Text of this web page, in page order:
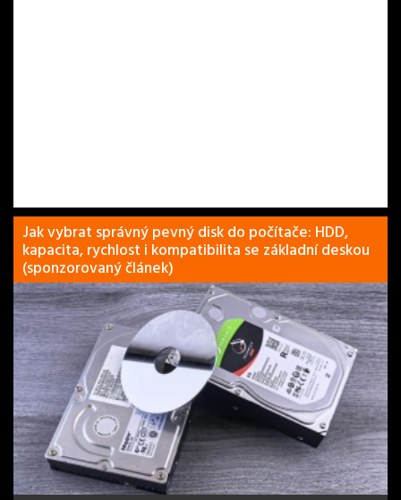
Jak vybrat správný pevný disk do počítače: HDD,
kapacita, rychlost i kompatibilita se základní deskou
(sponzorovaný článek)